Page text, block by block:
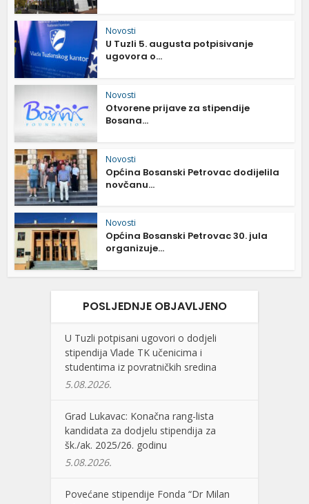
Novosti
U Tuzli 5. augusta potpisivanje
ugovora o...
Novosti
Otvorene prijave za stipendije
Bosana...
Novosti
Općina Bosanski Petrovac dodijelila
novčanu...
Novosti
Općina Bosanski Petrovac 30. jula
organizuje...
POSLJEDNJE OBJAVLJENO
U Tuzli potpisani ugovori o dodjeli
stipendija Vlade TK učenicima i
studentima iz povratničkih sredina
5.08.2026.
Grad Lukavac: Konačna rang-lista
kandidata za dodjelu stipendija za
šk./ak. 2025/26. godinu
5.08.2026.
Povećane stipendije Fonda “Dr Milan